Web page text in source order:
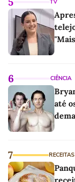
TV
6 CIÊNCIA
até
7 RECEITAS